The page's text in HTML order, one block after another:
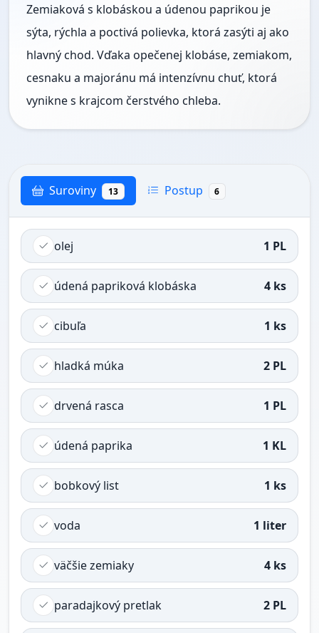
Zemiaková s klobáskou a údenou paprikou je
sýta, rýchla a poctivá polievka, ktorá zasýti aj ako
hlavný chod. Vďaka opečenej klobáse, zemiakom,
cesnaku a majoránu má intenzívnu chuť, ktorá
vynikne s krajcom čerstvého chleba.
Suroviny 13 Postup 6
olej 1 PL
údená papriková klobáska 4 ks
cibuľa 1 ks
hladká múka 2 PL
drvená rasca 1 PL
údená paprika 1 KL
bobkový list 1 ks
voda 1 liter
väčšie zemiaky 4 ks
paradajkový pretlak 2 PL